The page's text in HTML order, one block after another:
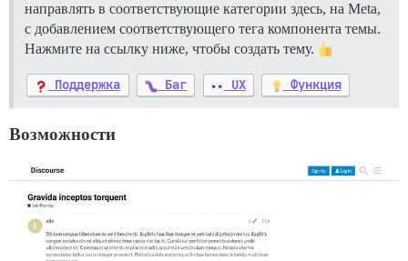
направлять в соответствующие категории здесь, на Meta,
с добавлением соответствующего тега компонента темы.
Нажмите на ссылку ниже, чтобы создать тему.
Поддержка Баг UX Функция
Возможности